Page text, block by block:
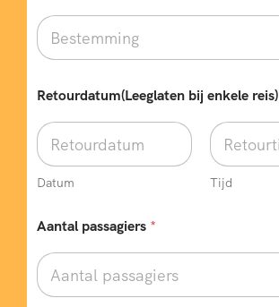
Retourdatum(Leeglaten bij enkele reis)
Datum Tijd
Aantal passagiers *